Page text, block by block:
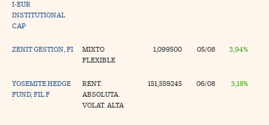
I-EUR
INSTITUTIONAL
CAP
ZENIT GESTION, FI
MIXTO
FLEXIBLE
1,099500 05/08 3,94%
YOSEMITE HEDGE
FUND, FIL F
RENT.
ABSOLUTA.
VOLAT. ALTA
151,559245 06/08 3,18%